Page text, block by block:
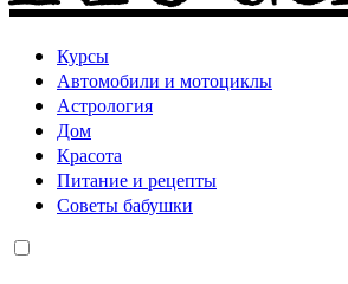
Курсы
Автомобили и мотоциклы
Астрология
Дом
Красота
Питание и рецепты
Советы бабушки